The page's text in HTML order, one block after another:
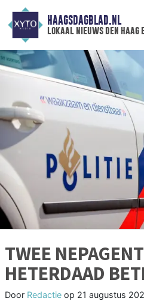
HAAGSDAGBLAD.NL
lokaal nieuws den haag
TWEE
HETERDAAD
Door Redactie op 21 augustus